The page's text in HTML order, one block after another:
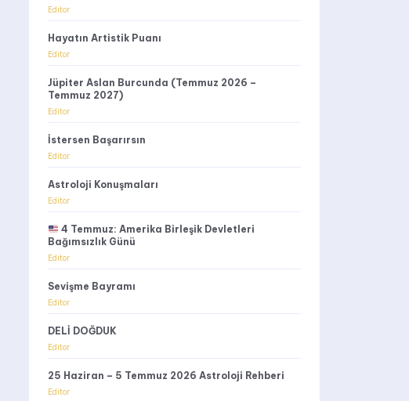
Editor
Hayatın Artistik Puanı
Editor
Jüpiter Aslan Burcunda (Temmuz 2026 –
Temmuz 2027)
Editor
İstersen Başarırsın
Editor
Astroloji Konuşmaları
Editor
4 Temmuz: Amerika Birleşik Devletleri
Bağımsızlık Günü
Editor
Sevişme Bayramı
Editor
DELİ DOĞDUK
Editor
25 Haziran – 5 Temmuz 2026 Astroloji Rehberi
Editor